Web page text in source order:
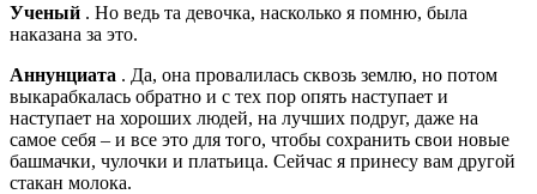
Ученый . Но ведь та девочка, насколько я помню, была
наказана за это.
Аннунциата . Да, она провалилась сквозь землю, но потом
выкарабкалась обратно и с тех пор опять наступает и
наступает на хороших людей, на лучших подруг, даже на
самое себя – и все это для того, чтобы сохранить свои новые
башмачки, чулочки и платьица. Сейчас я принесу вам другой
стакан молока.